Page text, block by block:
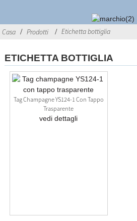
Casa Prodotti Etichetta bottiglia
ETICHETTA BOTTIGLIA
Tag Champagne YS124-1 Con Tappo
Trasparente
vedi dettagli